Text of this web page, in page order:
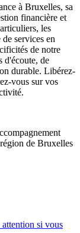
à Bruxelles, sa
financière et
les
services en
de notre
d'écoute, de
durable. Libérez-
vous sur vos
de Bruxelles